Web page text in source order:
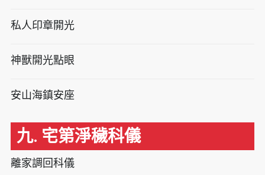
私人印章開光
神獸開光點眼
安山海鎮安座
九. 宅第淨穢科儀
離家調回科儀